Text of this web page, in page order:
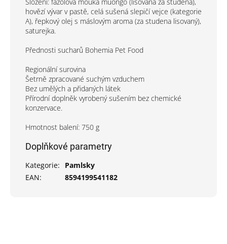
hovězí vývar v pastě, celá sušená slepičí vejce (kategorie
A), řepkový olej s máslovým aroma (za studena lisovaný),
saturejka.
Přednosti sucharů Bohemia Pet Food
Regionální surovina
Šetrně zpracované suchým vzduchem
Bez umělých a přidaných látek
Přírodní doplněk vyrobený sušením bez chemické
konzervace.
Hmotnost balení: 750 g
Doplňkové parametry
Kategorie:
Pamlsky
EAN: 8594199541182